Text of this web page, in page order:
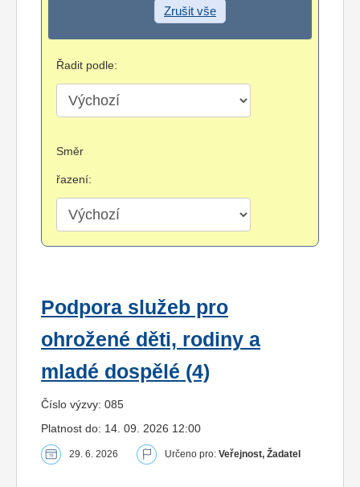
Zrušit vše
Řadit podle:
Směr
řazení:
Podpora služeb pro
ohrožené děti, rodiny a
mladé dospělé (4)
Číslo výzvy: 085
Platnost do: 14. 09. 2026 12:00
29. 6. 2026 Určeno pro: Veřejnost, Žadatel